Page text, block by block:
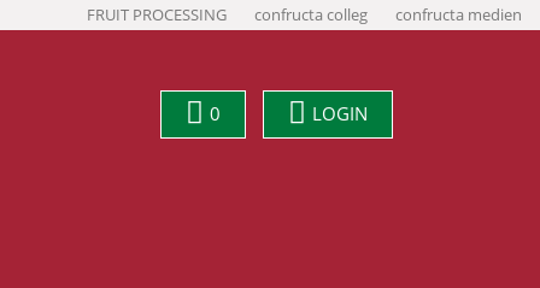
FRUIT PROCESSING confructa colleg confructa medien
0 LOGIN